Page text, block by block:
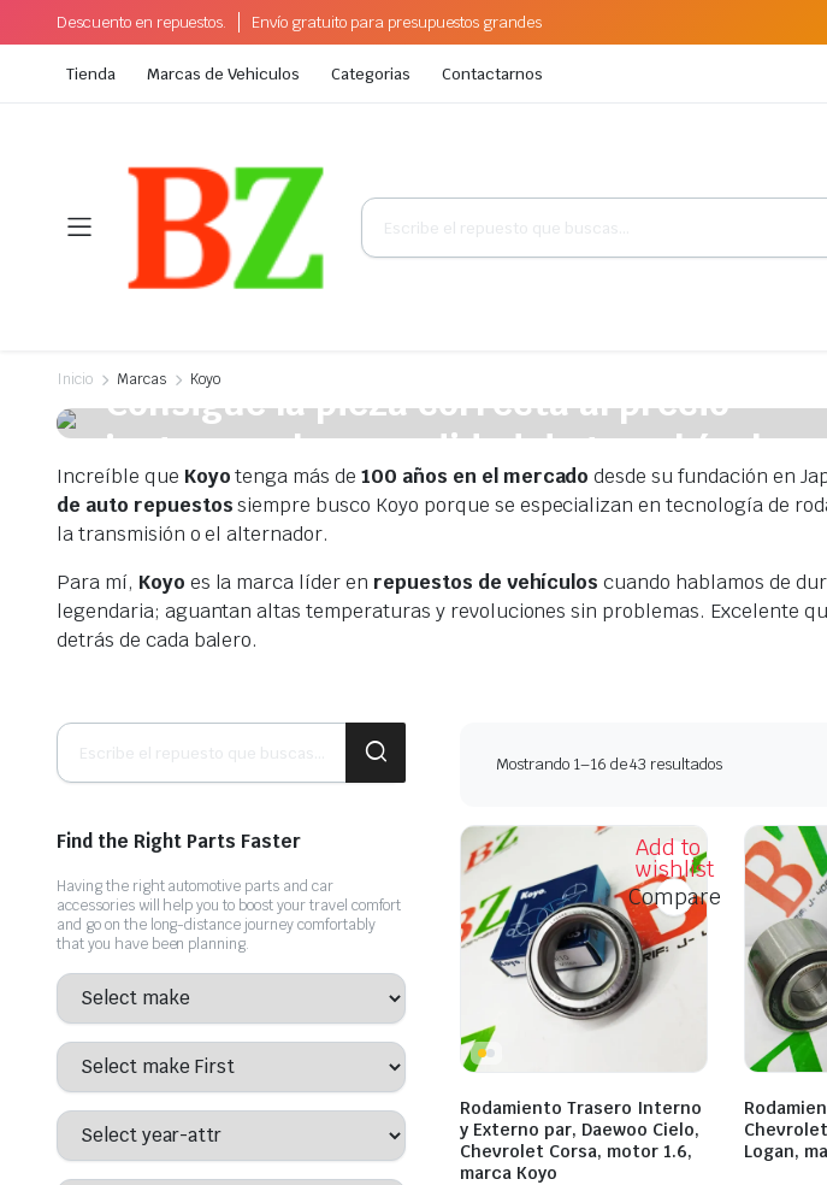
Descuento en repuestos. Envío gratuito para presupuestos grandes
Tienda Marcas de Vehiculos Categorias Contactarnos
Búsqueda
productos
Inicio Marcas Koyo
Consigue la pieza correcta al precio
justo para la comodidad de tu vehículo.
Plakrore maheten. Astronens ultranirad. Dod.
Comprar ahora
Increíble que Koyotenga más de100 años en el mercado desde su fundación en
de auto repuestossiempre busco Koyo porque se especializan en tecnología de
la transmisión o el alternador.
Para mí, Koyo es la marca líder en repuestos de vehículos cuando hablamos de
legendaria; aguantan altas temperaturas y revoluciones sin problemas. Excelente
detrás de cada balero.
Mostrando 1–16 de 43 resultadosOrdenado
últimos
Add to
wishlist
Compare
Rodamiento Trasero Interno
y Externo par, Daewoo Cielo,
Chevrolet Corsa, motor 1.6,
marca Koyo
Logan,
Búsqueda
productos
Find the Right Parts Faster
Having the right automotive parts and car
accessories will help you to boost your travel comfort
and go on the long-distance journey comfortably
that you have been planning.